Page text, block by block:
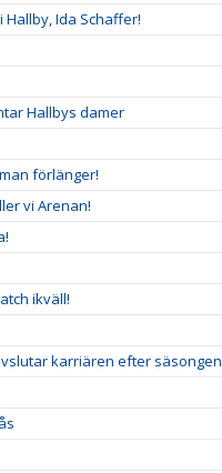
Hallby, Ida Schaffer!
Hallbys damer
förlänger!
vi Arenan!
ikväll!
karriären efter säsongen